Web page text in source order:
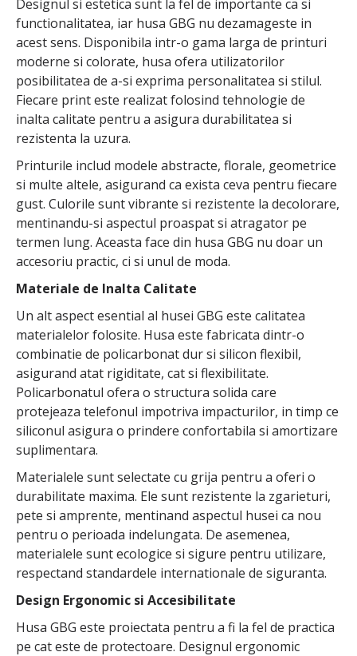
Designul si estetica sunt la fel de importante ca si
functionalitatea, iar husa GBG nu dezamageste in
acest sens. Disponibila intr-o gama larga de printuri
moderne si colorate, husa ofera utilizatorilor
posibilitatea de a-si exprima personalitatea si stilul.
Fiecare print este realizat folosind tehnologie de
inalta calitate pentru a asigura durabilitatea si
rezistenta la uzura.
Printurile includ modele abstracte, florale, geometrice
si multe altele, asigurand ca exista ceva pentru fiecare
gust. Culorile sunt vibrante si rezistente la decolorare,
mentinandu-si aspectul proaspat si atragator pe
termen lung. Aceasta face din husa GBG nu doar un
accesoriu practic, ci si unul de moda.
Materiale de Inalta Calitate
Un alt aspect esential al husei GBG este calitatea
materialelor folosite. Husa este fabricata dintr-o
combinatie de policarbonat dur si silicon flexibil,
asigurand atat rigiditate, cat si flexibilitate.
Policarbonatul ofera o structura solida care
protejeaza telefonul impotriva impacturilor, in timp ce
siliconul asigura o prindere confortabila si amortizare
suplimentara.
Materialele sunt selectate cu grija pentru a oferi o
durabilitate maxima. Ele sunt rezistente la zgarieturi,
pete si amprente, mentinand aspectul husei ca nou
pentru o perioada indelungata. De asemenea,
materialele sunt ecologice si sigure pentru utilizare,
respectand standardele internationale de siguranta.
Design Ergonomic si Accesibilitate
Husa GBG este proiectata pentru a fi la fel de practica
pe cat este de protectoare. Designul ergonomic